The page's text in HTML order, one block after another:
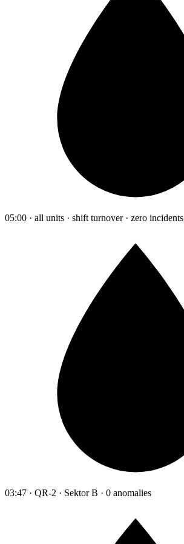
05:00 · all units · shift turnover · zero incidents
03:47 · QR-2 · Sektor B · 0 anomalies